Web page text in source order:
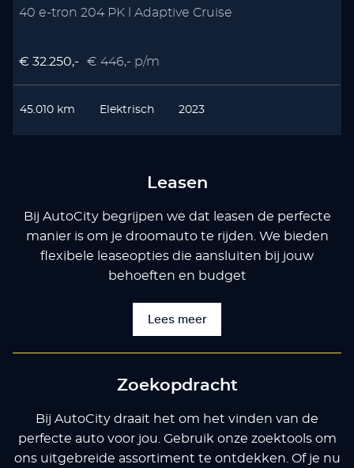
40 e-tron 204 PK l Adaptive Cruise
€ 32.250,- € 446,- p/m
45.010 km Elektrisch 2023
Leasen
Bij AutoCity begrijpen we dat leasen de perfecte
manier is om je droomauto te rijden. We bieden
flexibele leaseopties die aansluiten bij jouw
behoeften en budget
Lees meer
Zoekopdracht
Bij AutoCity draait het om het vinden van de
perfecte auto voor jou. Gebruik onze zoektools om
ons uitgebreide assortiment te ontdekken. Of je nu